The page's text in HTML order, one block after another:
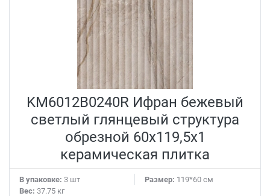
KM6012B0240R Ифран бежевый
светлый глянцевый структура
обрезной 60x119,5x1
керамическая плитка
В упаковке: 3 шт Размер: 119*60 см
Вес: 37.75 кг